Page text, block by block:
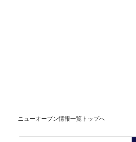
ニューオープン情報一覧トップへ